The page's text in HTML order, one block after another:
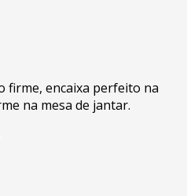
firme, encaixa perfeito na
na mesa de jantar.